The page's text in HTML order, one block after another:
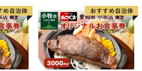
県 小牧店 小牧市 チケット 送
料無料